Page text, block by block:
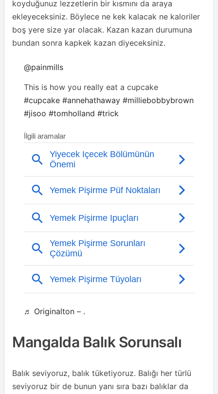
koyduğunuz lezzetlerin bir kısmını da araya
ekleyeceksiniz. Böylece ne kek kalacak ne kaloriler
boş yere size yar olacak. Kazan kazan durumuna
bundan sonra kapkek kazan diyeceksiniz.
@painmills
This is how you really eat a cupcake
#cupcake #annehathaway #milliebobbybrown
#jisoo #tomholland #trick
♬ Originalton – .
Mangalda Balık Sorunsalı
Balık seviyoruz, balık tüketiyoruz. Balığı her türlü
seviyoruz bir de bunun yanı sıra bazı balıklar da